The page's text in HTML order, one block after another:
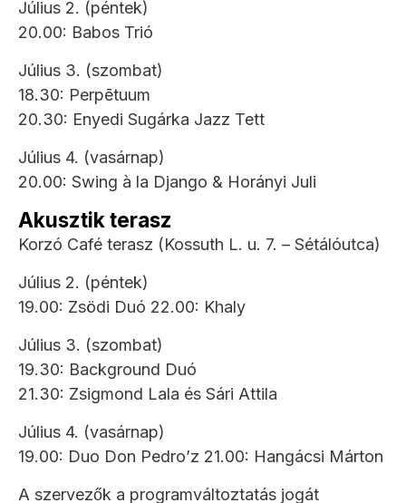
Július 2. (péntek)
20.00: Babos Trió
Július 3. (szombat)
18.30: Perpētuum
20.30: Enyedi Sugárka Jazz Tett
Július 4. (vasárnap)
20.00: Swing à la Django & Horányi Juli
Akusztik terasz
Korzó Café terasz (Kossuth L. u. 7. – Sétálóutca)
Július 2. (péntek)
19.00: Zsödi Duó 22.00: Khaly
Július 3. (szombat)
19.30: Background Duó
21.30: Zsigmond Lala és Sári Attila
Július 4. (vasárnap)
19.00: Duo Don Pedro’z 21.00: Hangácsi Márton
A szervezők a programváltoztatás jogát